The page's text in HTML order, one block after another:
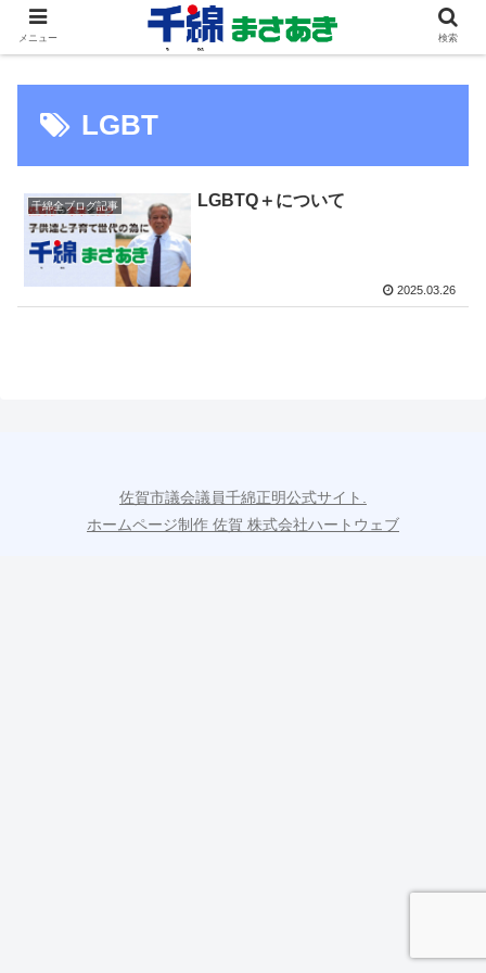
LGBT
千綿全ブログ記事 LGBTQ＋について
2025.03.26
佐賀市議会議員千綿正明公式サイト.
ホームページ制作 佐賀 株式会社ハートウェブ
メニュー 検索